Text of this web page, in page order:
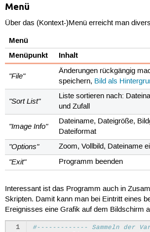
Menü
Über das (Kontext-)Menü erreicht man
Menü
Menüpunkt
Inhalt
"File"
Änderungen rückgängig
speichern, Bild als
"Sort List"
Liste sortieren nach:
und Zufall
"Image Info"
Dateiname, Dateigröße,
Dateiformat
"Options" Zoom, Vollbild, Dateiname
"Exit" Programm beenden
Interessant ist das Programm auch in
Skripten. Damit kann man bei Eintritt eines
Ereignisses eine Grafik auf dem Bildschirm
1
#------------- Sammeln der